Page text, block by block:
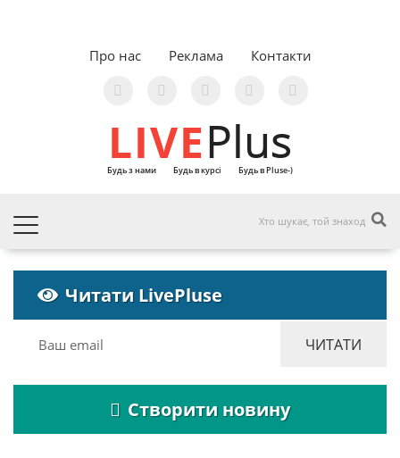
Про нас Реклама Контакти
LIVEPlus
Будь з нами Будь в курсі Будь в Pluse-)
Читати LivePluse
Створити новину